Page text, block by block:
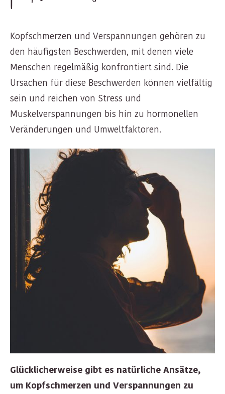
Kopfschmerzen und Verspannungen gehören zu
den häufigsten Beschwerden, mit denen viele
Menschen regelmäßig konfrontiert sind. Die
Ursachen für diese Beschwerden können vielfältig
sein und reichen von Stress und
Muskelverspannungen bis hin zu hormonellen
Veränderungen und Umweltfaktoren.
Glücklicherweise gibt es natürliche Ansätze,
um Kopfschmerzen und Verspannungen zu